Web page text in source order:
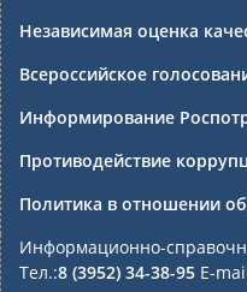
Независимая оценка
Всероссийское
Информирование
Противодействие
Политика в отношении
Информационно-
Тел.:8 (3952) 34-38-95 E-